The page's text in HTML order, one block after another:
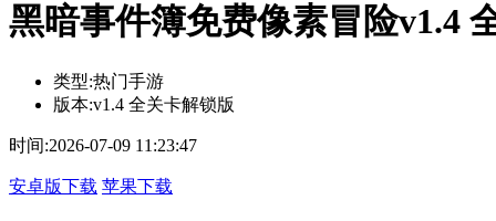
黑暗事件簿免费像素冒险v1.4
类型:热门手游
版本:v1.4 全关卡解锁版
时间:2026-07-09 11:23:47
安卓版下载 苹果下载